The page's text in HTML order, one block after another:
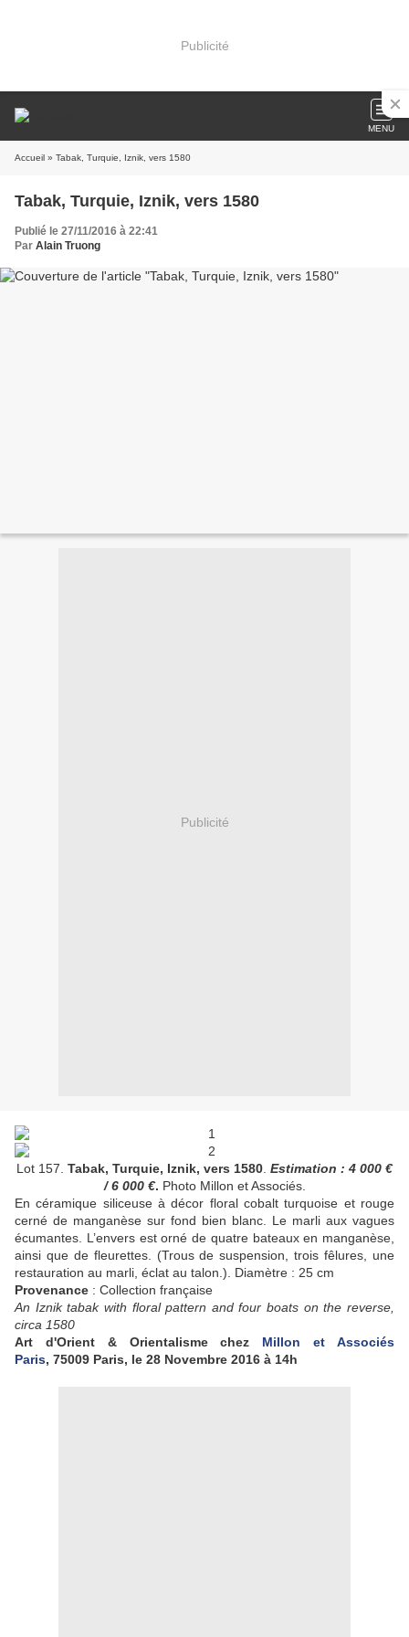
Publicité
MENU
Accueil » Tabak, Turquie, Iznik, vers 1580
Tabak, Turquie, Iznik, vers 1580
Publié le 27/11/2016 à 22:41
Par Alain Truong
Publicité
Lot 157. Tabak, Turquie, Iznik, vers 1580 Estimation : 4 000 €
/ 6 000 €. Photo Millon et Associés.
En céramique siliceuse à décor floral cobalt turquoise et rouge
cerné de manganèse sur fond bien blanc. Le marli aux vagues
écumantes. L’envers est orné de quatre bateaux en manganèse,
ainsi que de fleurettes. (Trous de suspension, trois fêlures, une
restauration au marli, éclat au talon.). Diamètre : 25 cm
Provenance : Collection française
An Iznik tabak with floral pattern and four boats on the reverse,
circa 1580
Art d'Orient & Orientalisme chez Millon et Associés
Paris, 75009 Paris, le 28 Novembre 2016 à 14h